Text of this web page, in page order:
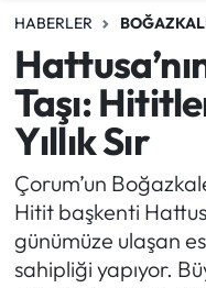
HABERLER
Taşı:
Yıllık Sır
Çorum’un
Hitit başkenti
günümüze ulaşan
sahipliği yapıyor.
Bayat Haberleri
Bilgi - Keşfet
Bilim ve Teknoloji
Boğazkale
Çorum Haberleri
Çorum Hava
Çorum Namaz
Çorum Trafik
TFF 1.Lig Puan
Tüm Manşetler